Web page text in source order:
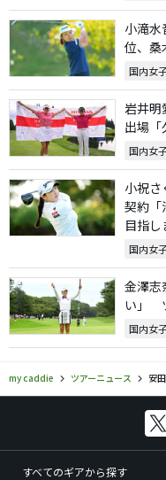
小滝
位、桑
国内女
岩井明
出場「
国内女
小祝さ
契約「
目指し
国内女
金澤志
い」
国内女
my caddie ツアーニュース 安
すべてのギアから探す